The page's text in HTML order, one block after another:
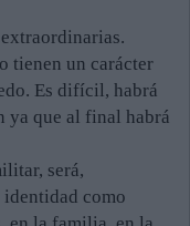
tienen un carácter
Es difícil, habrá
ya que al final habrá
será,
identidad como